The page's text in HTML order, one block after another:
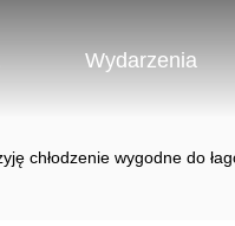
Wydarzenia
chłodzenie wygodne do